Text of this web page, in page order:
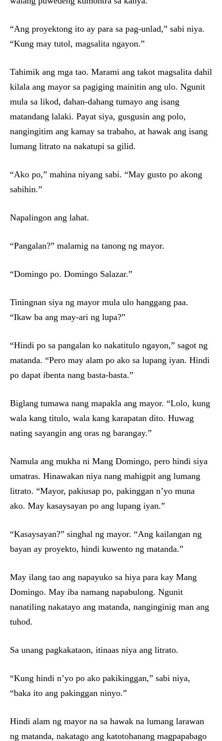
“Ang proyektong ito ay para sa pag-unlad,” sabi niya.
“Kung may tutol, magsalita ngayon.”
Tahimik ang mga tao. Marami ang takot magsalita dahil
kilala ang mayor sa pagiging mainitin ang ulo. Ngunit
mula sa likod, dahan-dahang tumayo ang isang
matandang lalaki. Payat siya, gusgusin ang polo,
nangingitim ang kamay sa trabaho, at hawak ang isang
lumang litrato na nakatupi sa gilid.
“Ako po,” mahina niyang sabi. “May gusto po akong
sabihin.”
Napalingon ang lahat.
“Pangalan?” malamig na tanong ng mayor.
“Domingo po. Domingo Salazar.”
Tiningnan siya ng mayor mula ulo hanggang paa.
“Ikaw ba ang may-ari ng lupa?”
“Hindi po sa pangalan ko nakatitulo ngayon,” sagot ng
matanda. “Pero may alam po ako sa lupang iyan. Hindi
po dapat ibenta nang basta-basta.”
Biglang tumawa nang mapakla ang mayor. “Lolo, kung
wala kang titulo, wala kang karapatan dito. Huwag
nating sayangin ang oras ng barangay.”
Namula ang mukha ni Mang Domingo, pero hindi siya
umatras. Hinawakan niya nang mahigpit ang lumang
litrato. “Mayor, pakiusap po, pakinggan n’yo muna
ako. May kasaysayan po ang lupang iyan.”
“Kasaysayan?” singhal ng mayor. “Ang kailangan ng
bayan ay proyekto, hindi kuwento ng matanda.”
May ilang tao ang napayuko sa hiya para kay Mang
Domingo. May iba namang napabulong. Ngunit
nanatiling nakatayo ang matanda, nanginginig man ang
tuhod.
Sa unang pagkakataon, itinaas niya ang litrato.
“Kung hindi n’yo po ako pakikinggan,” sabi niya,
“baka ito ang pakinggan ninyo.”
Hindi alam ng mayor na sa hawak na lumang larawan
ng matanda, nakatago ang katotohanang magpapabago